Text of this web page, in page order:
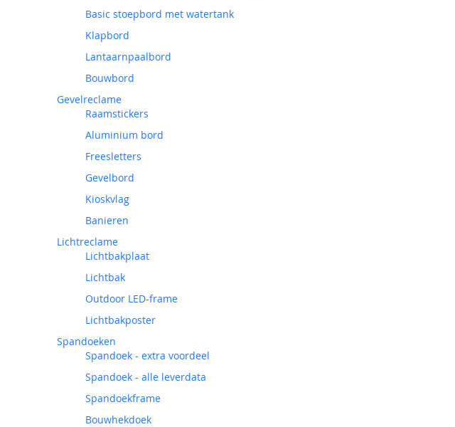
Basic stoepbord met watertank
Klapbord
Lantaarnpaalbord
Bouwbord
Gevelreclame
Raamstickers
Aluminium bord
Freesletters
Gevelbord
Kioskvlag
Banieren
Lichtreclame
Lichtbakplaat
Lichtbak
Outdoor LED-frame
Lichtbakposter
Spandoeken
Spandoek - extra voordeel
Spandoek - alle leverdata
Spandoekframe
Bouwhekdoek